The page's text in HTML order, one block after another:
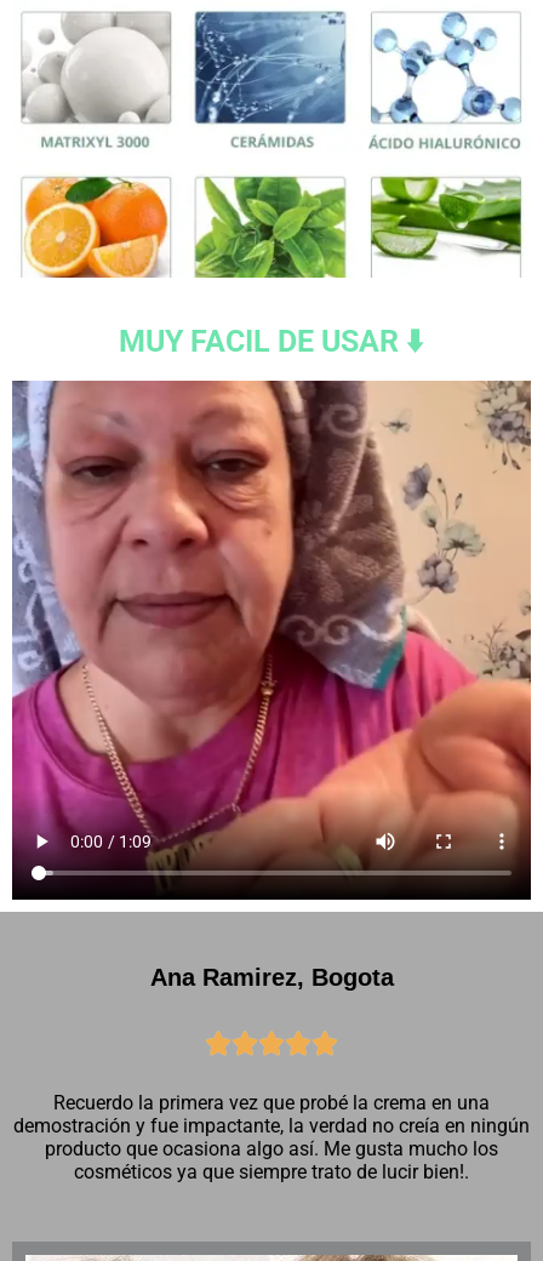
MUY FACIL DE USAR ⬇️
Ana Ramirez, Bogota

Recuerdo la primera vez que probé la crema en una
demostración y fue impactante, la verdad no creía en ningún
producto que ocasiona algo así. Me gusta mucho los
cosméticos ya que siempre trato de lucir bien!.